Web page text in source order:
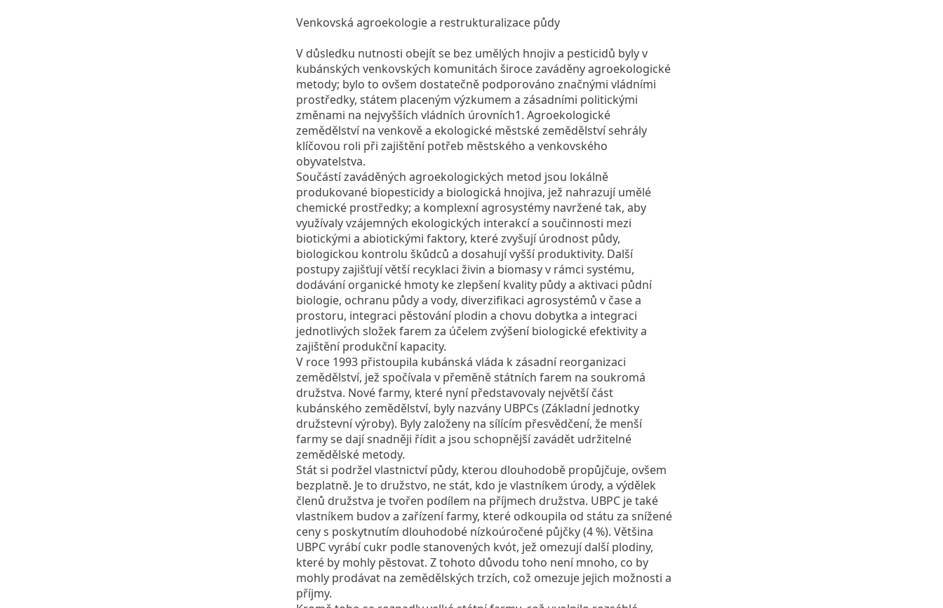
Venkovská agroekologie a restrukturalizace půdy
V důsledku nutnosti obejít se bez umělých hnojiv a pesticidů byly v
kubánských venkovských komunitách široce zaváděny agroekologické
metody; bylo to ovšem dostatečně podporováno značnými vládními
prostředky, státem placeným výzkumem a zásadními politickými
změnami na nejvyšších vládních úrovních1. Agroekologické
zemědělství na venkově a ekologické městské zemědělství sehrály
klíčovou roli při zajištění potřeb městského a venkovského
obyvatelstva.
Součástí zaváděných agroekologických metod jsou lokálně
produkované biopesticidy a biologická hnojiva, jež nahrazují umělé
chemické prostředky; a komplexní agrosystémy navržené tak, aby
využívaly vzájemných ekologických interakcí a součinnosti mezi
biotickými a abiotickými faktory, které zvyšují úrodnost půdy,
biologickou kontrolu škůdců a dosahují vyšší produktivity. Další
postupy zajišťují větší recyklaci živin a biomasy v rámci systému,
dodávání organické hmoty ke zlepšení kvality půdy a aktivaci půdní
biologie, ochranu půdy a vody, diverzifikaci agrosystémů v čase a
prostoru, integraci pěstování plodin a chovu dobytka a integraci
jednotlivých složek farem za účelem zvýšení biologické efektivity a
zajištění produkční kapacity.
V roce 1993 přistoupila kubánská vláda k zásadní reorganizaci
zemědělství, jež spočívala v přeměně státních farem na soukromá
družstva. Nové farmy, které nyní představovaly největší část
kubánského zemědělství, byly nazvány UBPCs (Základní jednotky
družstevní výroby). Byly založeny na sílícím přesvědčení, že menší
farmy se dají snadněji řídit a jsou schopnější zavádět udržitelné
zemědělské metody.
Stát si podržel vlastnictví půdy, kterou dlouhodobě propůjčuje, ovšem
bezplatně. Je to družstvo, ne stát, kdo je vlastníkem úrody, a výdělek
členů družstva je tvořen podílem na příjmech družstva. UBPC je také
vlastníkem budov a zařízení farmy, které odkoupila od státu za snížené
ceny s poskytnutím dlouhodobé nízkoúročené půjčky (4 %). Většina
UBPC vyrábí cukr podle stanovených kvót, jež omezují další plodiny,
které by mohly pěstovat. Z tohoto důvodu toho není mnoho, co by
mohly prodávat na zemědělských trzích, což omezuje jejich možnosti a
příjmy.